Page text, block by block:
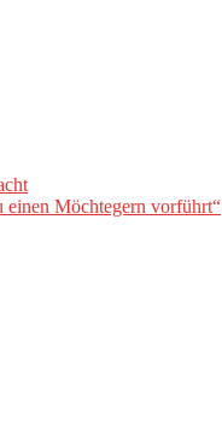
einen Möchtegern vorführt“